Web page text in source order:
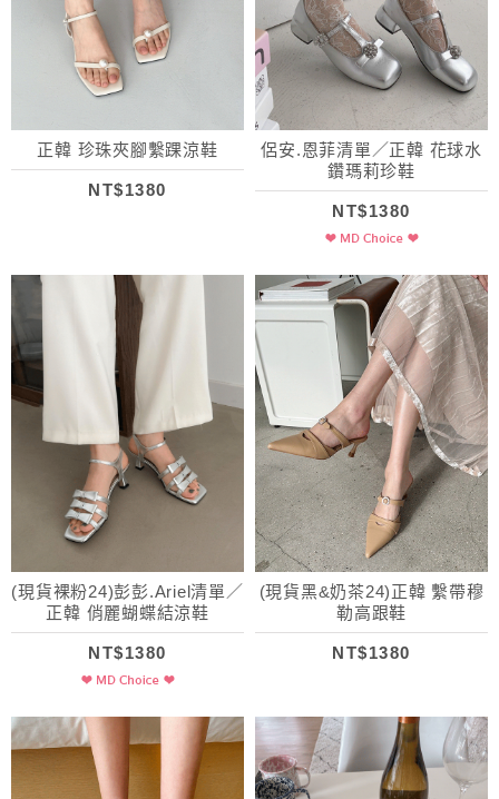
正韓 珍珠夾腳繫踝涼鞋
NT$1380
侶安.恩菲清單／正韓 花球水
鑽瑪莉珍鞋
NT$1380
(現貨裸粉24)彭彭.Ariel清單／
正韓 俏麗蝴蝶結涼鞋
NT$1380
(現貨黑&奶茶24)正韓 繫帶穆
勒高跟鞋
NT$1380